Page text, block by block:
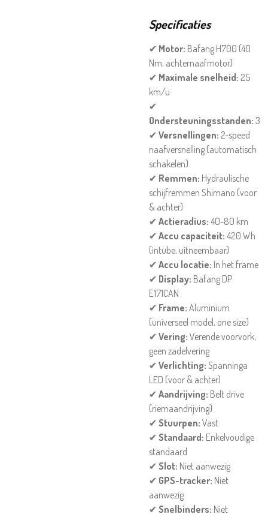
Specificaties
✔ Motor: Bafang H700 (40
Nm, achternaafmotor)
✔ Maximale snelheid: 25
km/u
✔
Ondersteuningsstanden: 3
✔ Versnellingen: 2-speed
naafversnelling (automatisch
schakelen)
✔ Remmen: Hydraulische
schijfremmen Shimano (voor
& achter)
✔ Actieradius: 40-80 km
✔ Accu capaciteit: 420 Wh
(intube, uitneembaar)
✔ Accu locatie: In het frame
✔ Display: Bafang DP
E171CAN
✔ Frame: Aluminium
(universeel model, one size)
✔ Vering: Verende voorvork,
geen zadelvering
✔ Verlichting: Spanninga
LED (voor & achter)
✔ Aandrijving: Belt drive
(riemaandrijving)
✔ Stuurpen: Vast
✔ Standaard: Enkelvoudige
standaard
✔ Slot: Niet aanwezig
✔ GPS-tracker: Niet
aanwezig
✔ Snelbinders: Niet